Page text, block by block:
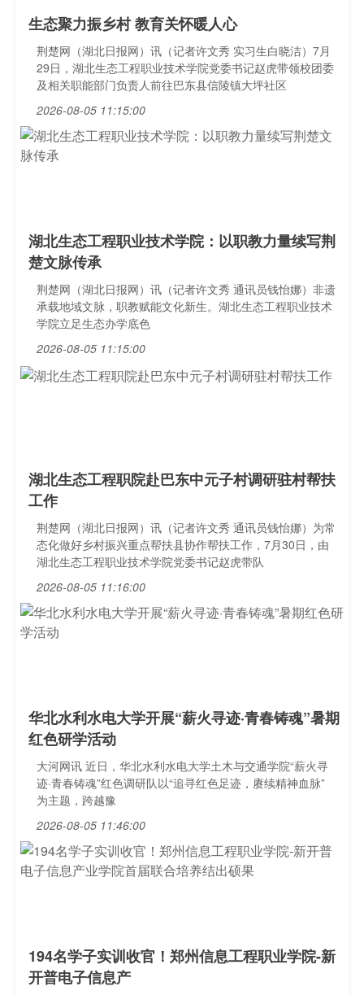
生态聚力振乡村 教育关怀暖人心
荆楚网（湖北日报网）讯（记者许文秀 实习生白晓洁）7月
29日，湖北生态工程职业技术学院党委书记赵虎带领校团委
及相关职能部门负责人前往巴东县信陵镇大坪社区
2026-08-05 11:15:00
湖北生态工程职业技术学院：以职教力量续写荆
楚文脉传承
荆楚网（湖北日报网）讯（记者许文秀 通讯员钱怡娜）非遗
承载地域文脉，职教赋能文化新生。湖北生态工程职业技术
学院立足生态办学底色
2026-08-05 11:15:00
湖北生态工程职院赴巴东中元子村调研驻村帮扶
工作
荆楚网（湖北日报网）讯（记者许文秀 通讯员钱怡娜）为常
态化做好乡村振兴重点帮扶县协作帮扶工作，7月30日，由
湖北生态工程职业技术学院党委书记赵虎带队
2026-08-05 11:16:00
华北水利水电大学开展“薪火寻迹·青春铸魂”暑期
红色研学活动
大河网讯 近日，华北水利水电大学土木与交通学院“薪火寻
迹·青春铸魂”红色调研队以“追寻红色足迹，赓续精神血脉”
为主题，跨越豫
2026-08-05 11:46:00
194名学子实训收官！郑州信息工程职业学院-新
开普电子信息产